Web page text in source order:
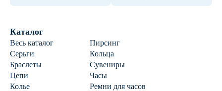
Каталог
Весь каталог
Пирсинг
Серьги
Кольца
Браслеты
Сувениры
Цепи
Часы
Колье
Ремни для часов